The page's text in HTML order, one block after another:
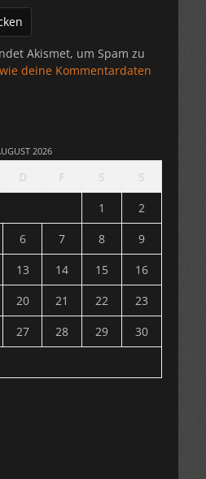
Akismet, um Spam zu
deine Kommentardaten
2026
1
2
6 7 8
9
13 14 15
16
20 21 22
23
27 28 29
30